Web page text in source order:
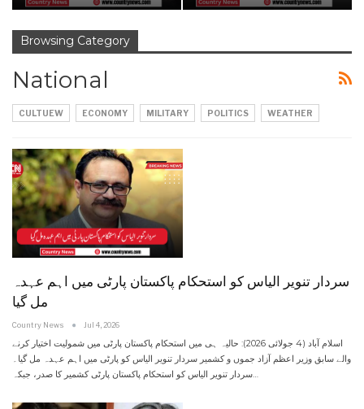
Browsing Category
National
CULTUEW ECONOMY MILITARY POLITICS WEATHER
سردار تنویر الیاس کو استحکام پاکستان پارٹی میں اہم عہدہ
مل گیا
Country News Jul 4, 2026
اسلام آباد (4 جولائی 2026): حالیہ ہی میں استحکام پاکستان پارٹی میں شمولیت اختیار کرنے
والے سابق وزیر اعظم آزاد جموں و کشمیر سردار تنویر الیاس کو پارٹی میں اہم عہدہ مل گیا۔
سردار تنویر الیاس کو استحکام پاکستان پارٹی کشمیر کا صدر، جبکہ…